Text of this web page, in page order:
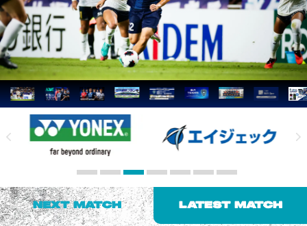
NEXT MATCH LATEST MATCH